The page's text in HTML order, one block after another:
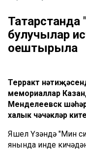
Татарстанда
булучылар
оештырыла
Терракт
мемориаллар
Менделеевск
халык чәчәкләр
Яшел Үзәндә "Мин
янында инде